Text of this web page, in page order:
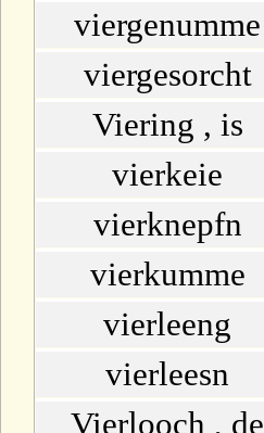
Y
Z
viergenumme
viergesorcht
Viering , is
vierkeie
vierknepfn
vierkumme
vierleeng
vierleesn
Vierlooch , de